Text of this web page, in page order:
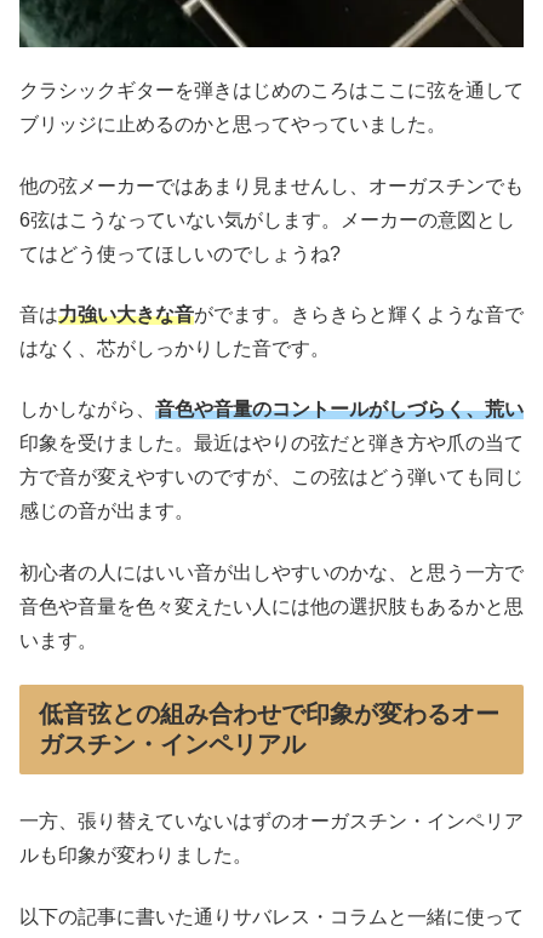
クラシックギターを弾きはじめのころはここに弦を通して
ブリッジに止めるのかと思ってやっていました。
他の弦メーカーではあまり見ませんし、オーガスチンでも
6弦はこうなっていない気がします。メーカーの意図とし
てはどう使ってほしいのでしょうね?
音は力強い大きな音がでます。きらきらと輝くような音で
はなく、芯がしっかりした音です。
しかしながら、 音色や音量のコントールがしづらく、荒い
印象を受けました。最近はやりの弦だと弾き方や爪の当て
方で音が変えやすいのですが、この弦はどう弾いても同じ
感じの音が出ます。
初心者の人にはいい音が出しやすいのかな、と思う一方で
音色や音量を色々変えたい人には他の選択肢もあるかと思
います。
低音弦との組み合わせで印象が変わるオー
ガスチン・インペリアル
一方、張り替えていないはずのオーガスチン・インペリア
ルも印象が変わりました。
以下の記事に書いた通りサバレス・コラムと一緒に使って